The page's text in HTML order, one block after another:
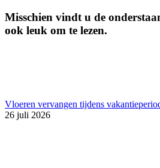
Misschien vindt u de
ook leuk om te lezen.
Vloeren vervangen tijdens
26 juli 2026